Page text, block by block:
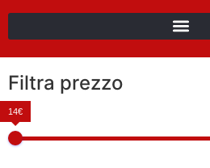
Filtra prezzo
14€